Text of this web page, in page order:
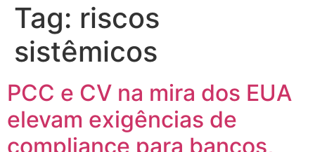
Tag: riscos
sistêmicos
PCC e CV na mira dos EUA
elevam exigências de
compliance para bancos,